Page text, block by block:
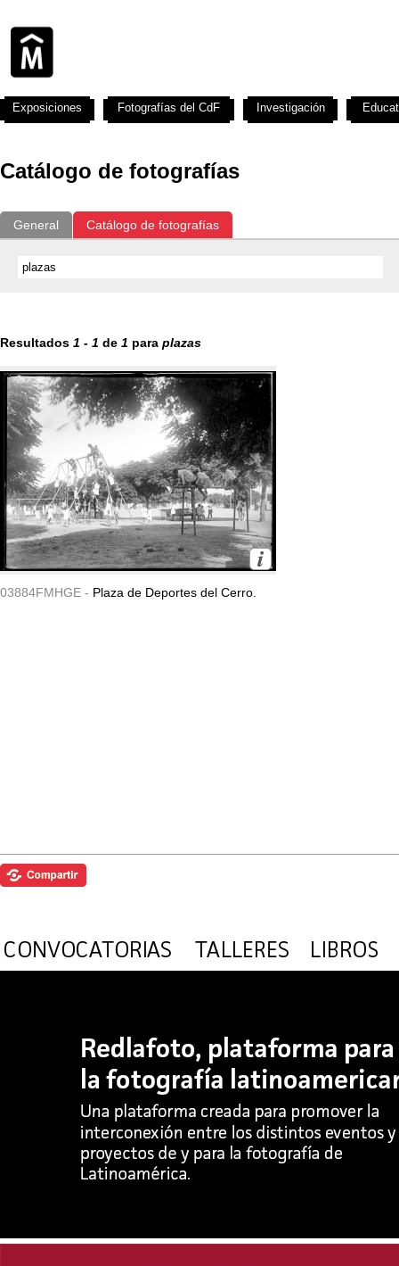
Catálogo de fotografías
General Catálogo de fotografías
Resultados 1 - 1 de 1 para plazas
03884FMHGE - Plaza de Deportes del Cerro.
Exposiciones Fotografías del CdF Investigación